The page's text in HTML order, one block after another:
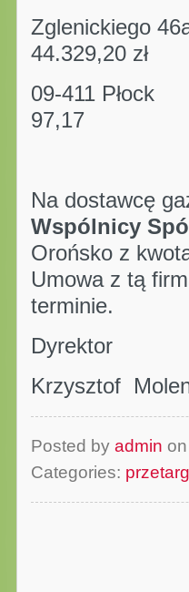
44.329,20 zł
09-
97,17
Na dostawcę
Wspólnicy
Orońsko z
Umowa z tą
terminie.
Dyrektor
Krzysztof
Posted by admin
Categories: